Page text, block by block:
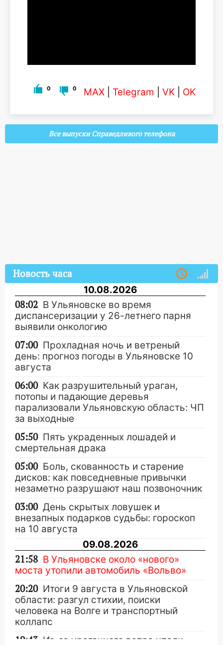
0 0 MAX Telegram VK OK
Все выпуски Справедливого телефона
Новость часа
10.08.2026
08:02 В Ульяновске во время
диспансеризации у 26-летнего парня
выявили онкологию
07:00 Прохладная ночь и ветреный
день: прогноз погоды в Ульяновске 10
августа
06:00 Как разрушительный ураган,
потопы и падающие деревья
парализовали Ульяновскую область: ЧП
за выходные
05:50 Пять украденных лошадей и
смертельная драка
05:00 Боль, скованность и старение
дисков: как повседневные привычки
незаметно разрушают наш позвоночник
03:00 День скрытых ловушек и
внезапных подарков судьбы: гороскоп
на 10 августа
09.08.2026
21:58 В Ульяновске около «нового»
моста утопили автомобиль «Вольво»
20:20 Итоги 9 августа в Ульяновской
области: разгул стихии, поиски
человека на Волге и транспортный
коллапс
19:43 Из-за ураганного ветра упали